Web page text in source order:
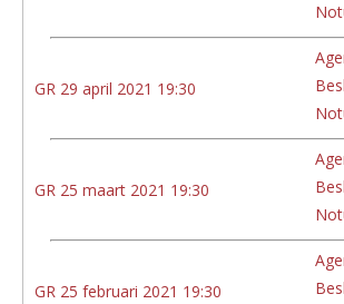
GR 29 april 2021 19:30
GR 25 maart 2021 19:30
GR 25 februari 2021 19:30